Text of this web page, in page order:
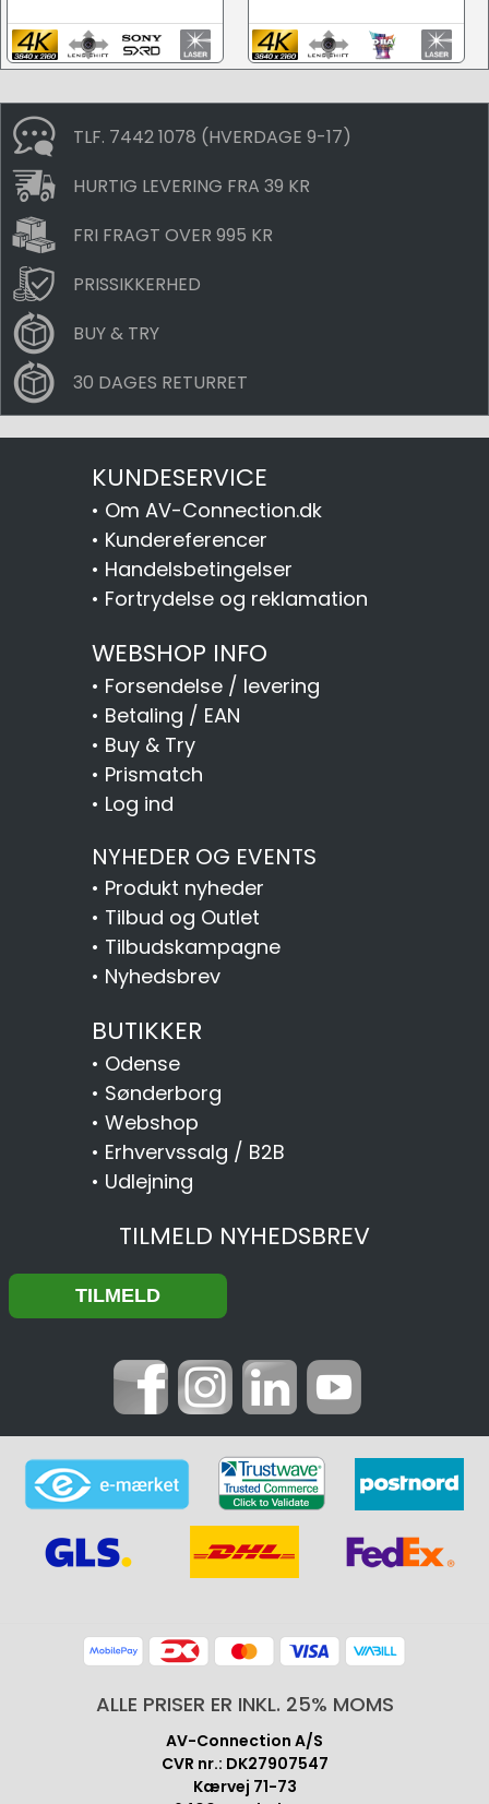
TLF. 7442 1078 (HVERDAGE 9-17)
HURTIG LEVERING FRA 39 KR
FRI FRAGT OVER 995 KR
PRISSIKKERHED
BUY & TRY
30 DAGES RETURRET
KUNDESERVICE
• Om AV-Connection.dk
• Kundereferencer
• Handelsbetingelser
• Fortrydelse og reklamation
WEBSHOP INFO
• Forsendelse / levering
• Betaling / EAN
• Buy & Try
• Prismatch
• Log ind
NYHEDER OG EVENTS
• Produkt nyheder
• Tilbud og Outlet
• Tilbudskampagne
• Nyhedsbrev
BUTIKKER
• Odense
• Sønderborg
• Webshop
• Erhvervssalg / B2B
• Udlejning
TILMELD NYHEDSBREV
ALLE PRISER ER INKL. 25% MOMS
AV-Connection A/S
CVR nr.: DK27907547
Kærvej 71-73